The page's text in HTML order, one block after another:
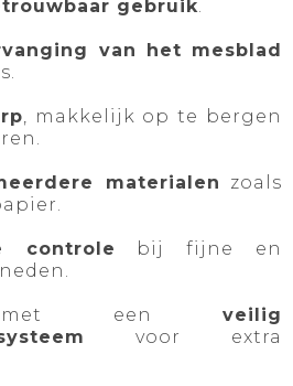
gebruik.
van het mesblad
, makkelijk op te bergen
materialen zoals
controle bij fijne en
met een veilig
voor extra